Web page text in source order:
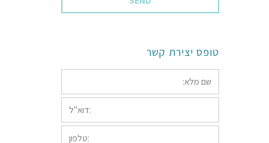
טופס יצירת קשר